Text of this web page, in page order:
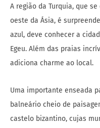
A região da Turquia, que
oeste da Ásia, é
azul, deve conhecer a
Egeu. Além das praias
adiciona charme ao local.
Uma importante enseada
balneário cheio de
castelo bizantino, cujas